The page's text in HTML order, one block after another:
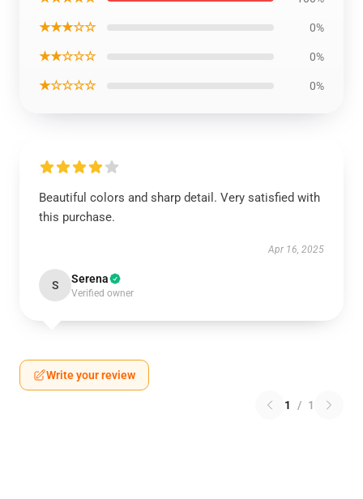
★★★☆☆ 0%
★★☆☆☆ 0%
★☆☆☆☆ 0%
Beautiful colors and sharp detail. Very satisfied with
this purchase.
Apr 16, 2025
S Serena
Verified owner
Write your review
1 / 1